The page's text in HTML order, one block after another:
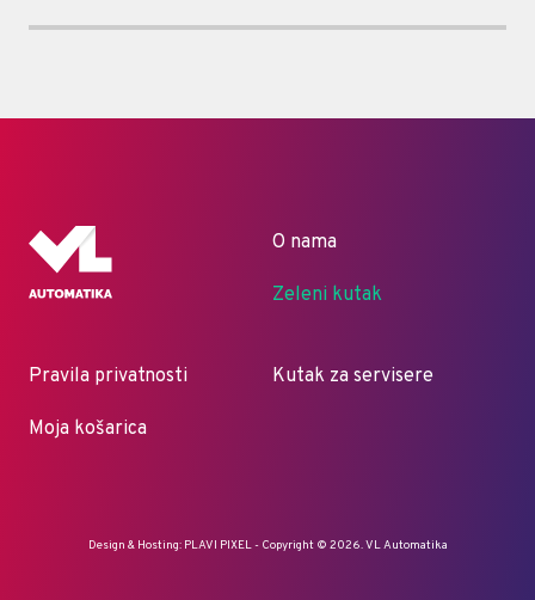
O nama
Zeleni kutak
Pravila privatnosti
Moja košarica
Kutak za servisere
Design & Hosting: PLAVI PIXEL- Copyright © 2026. VL Automatika